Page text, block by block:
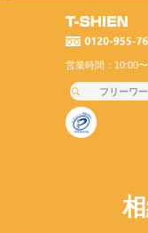
営業時間：10:00〜